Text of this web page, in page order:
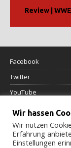
Review |
Facebook
Twitter
YouTube
Impressum
Wir hassen
Wir nutzen
Erfahrung
Einstellungen